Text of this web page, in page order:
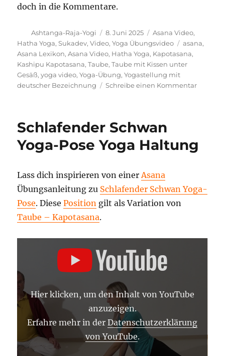
doch in die Kommentare.
Autor
Ashtanga-Raja-Yogi
Veröffentlicht
am
8. Juni 2025 Kategorien
Asana Video,
Hatha Yoga,Sukadev,Video,Yoga Übungsvideo asana,
Asana Lexikon,Asana Video, Hatha Yoga, Kapotasana,
Kashipu Kapotasana,Taube,Taube mit Kissen unter
Gesäß,yoga video,Yoga-Übung,Yogastellung mit
deutscher Bezeichnung
Schreibe einen Kommentarzu
Yoga
Schlafender Schwan
Yoga-Pose Yoga Haltung
Lass dich inspirieren von einerAsana
Übungsanleitung zu Schlafender Schwan Yoga-
Pose. DiesePosition gilt als Variation von
Taube – Kapotasana.
SCHWAN
–
YOGA
ASANA
LEXIKON“
VON
YOUTUBE
ANZEIGEN
Hier klicken, um den Inhalt von YouTube
anzuzeigen.
Erfahre mehr in derDatenschutzerklärung
von YouTube.